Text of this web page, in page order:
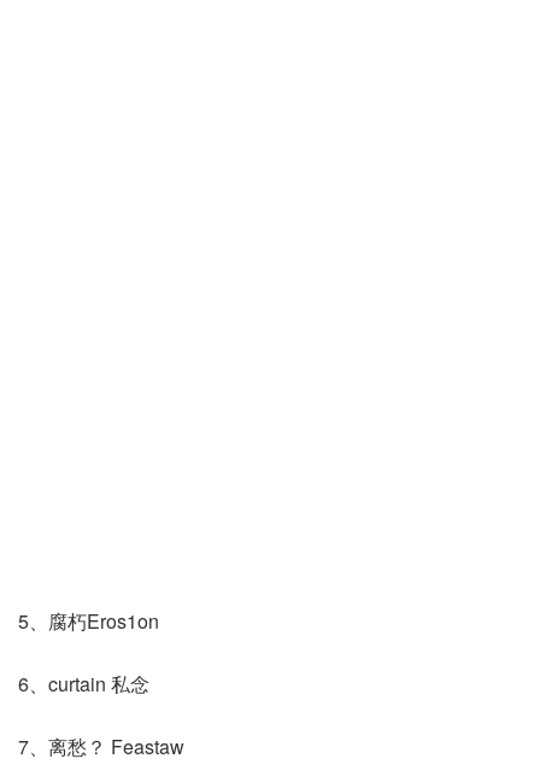
5、腐朽Eros1on
6、curtain 私念
7、离愁？ Feastaw